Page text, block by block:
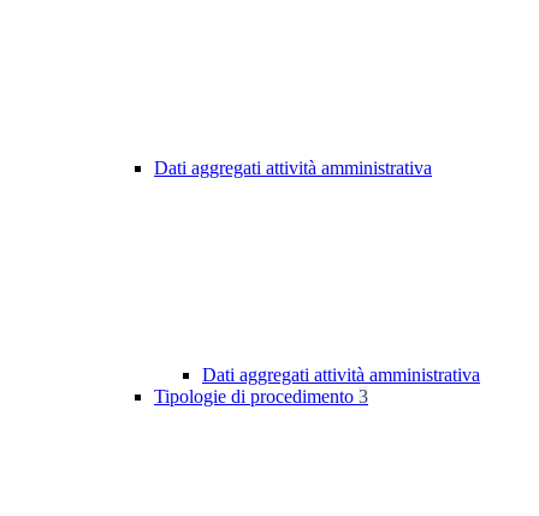
Dati aggregati attività amministrativa
Dati aggregati attività amministrativa
Tipologie di procedimento 3